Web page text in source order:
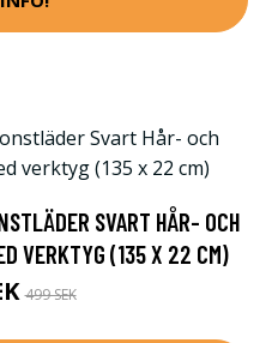
SVART HÅR- OCH
VERKTYG (135 X 22 CM)
499 SEK